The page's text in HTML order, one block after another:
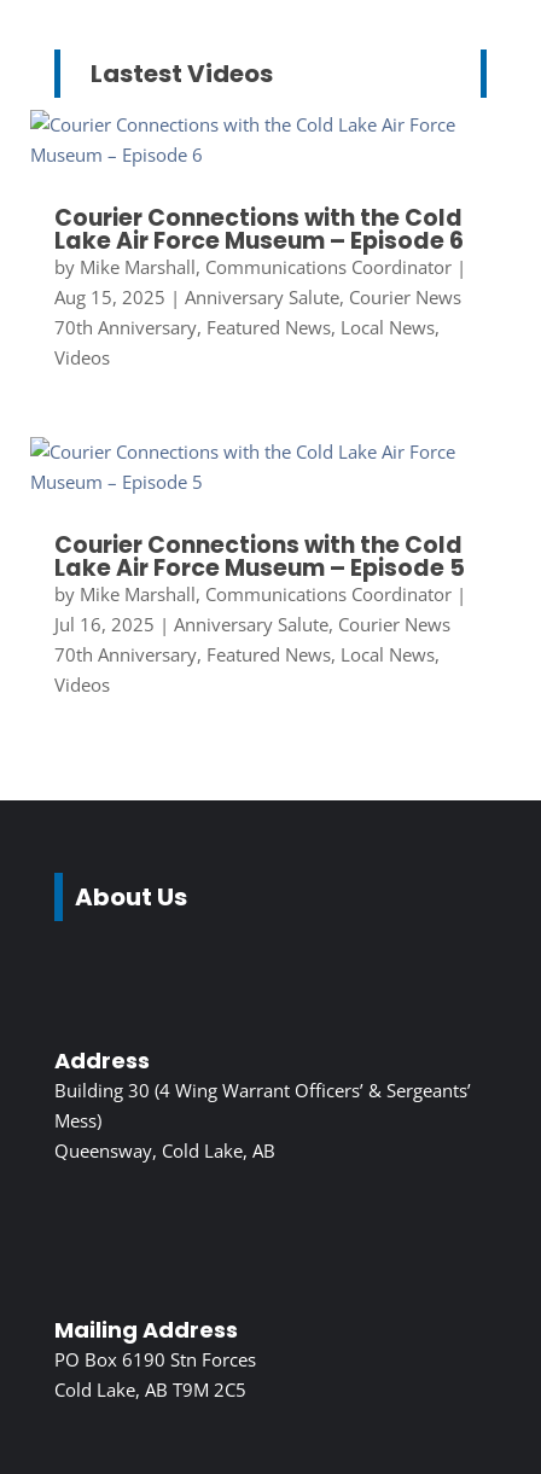
Lastest Videos
Courier Connections with the Cold
Lake Air Force Museum – Episode 6
by Mike Marshall, Communications Coordinator|
Aug 15, 2025 | Anniversary Salute, Courier News
70th Anniversary, Featured News, Local News,
Videos
Courier Connections with the Cold
Lake Air Force Museum – Episode 5
by Mike Marshall, Communications Coordinator|
Jul 16, 2025 | Anniversary Salute, Courier News
70th Anniversary, Featured News, Local News,
Videos
About Us
Address
Building 30 (4 Wing Warrant Officers’ & Sergeants’
Mess)
Queensway, Cold Lake, AB
Mailing Address
PO Box 6190 Stn Forces
Cold Lake, AB T9M 2C5